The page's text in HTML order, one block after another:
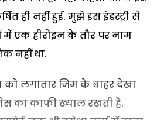
ही नहीं हुई. मुझे इस इंडस्ट्री से
में एक हीरोइन के तौर पर नाम
नहीं था.
को लगातार जिम के बाहर देखा
का काफी ख्याल रखती है.